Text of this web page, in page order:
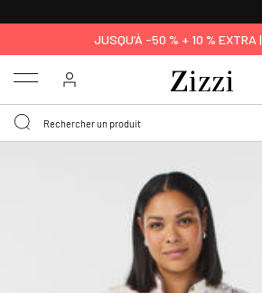
JUSQU’À -50 % + 10 % EXTRA |
Menu